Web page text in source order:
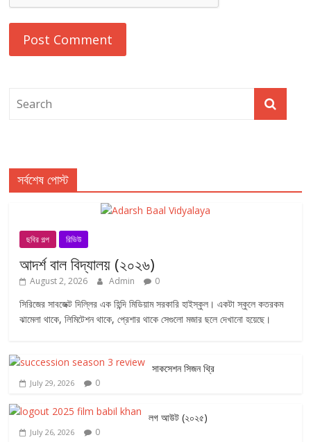
সর্বশেষ পোস্ট
ছবির গল্প রিভিউ
আদর্শ বাল বিদ্যালয় (২০২৬)
August 2, 2026 Admin 0
সিরিজের সাবজেক্ট দিল্লির এক হিন্দি মিডিয়াম সরকারি হাইস্কুল। একটা স্কুলে কতরকম
ঝামেলা থাকে, লিমিটেশন থাকে, প্রেশার থাকে সেগুলো মজার ছলে দেখানো হয়েছে।
সাকসেশন সিজন থ্রি
July 29, 2026 0
লগ আউট (২০২৫)
July 26, 2026 0